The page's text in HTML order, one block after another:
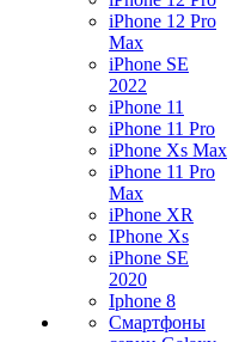
iPhone 12 Pro
Max
iPhone SE
2022
iPhone 11
iPhone 11 Pro
iPhone Xs Max
iPhone 11 Pro
Max
iPhone XR
IPhone Xs
iPhone SE
2020
Iphone 8
Смартфоны